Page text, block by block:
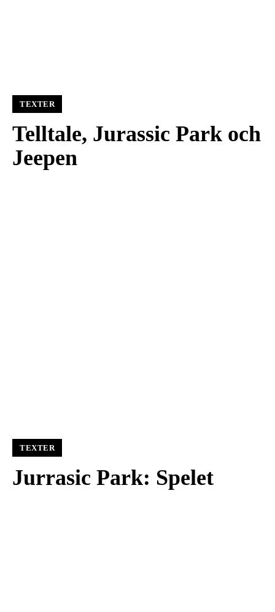
TEXTER
Telltale, Jurassic Park och
Jeepen
TEXTER
Jurrasic Park: Spelet